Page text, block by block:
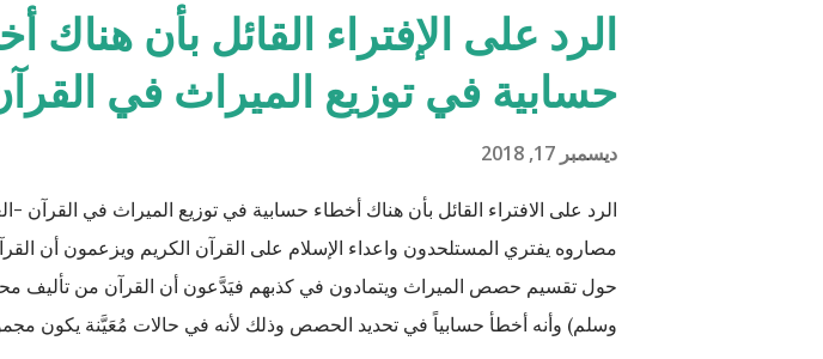
الرد على الإفتراء القائل بأن هناك
حسابية في توزيع الميراث في
ديسمبر 17, 2018
الرد على الافتراء القائل بأن هناك أخطاء حسابية في توزيع الميراث في القرآن
مصاروه يفتري المستلحدون واعداء الإسلام على القرآن الكريم ويزعمون أن
حول تقسيم حصص الميراث ويتمادون في كذبهم فيَدَّعون أن القرآن من تأليف
وسلم) وأنه أخطأ حسابياً في تحديد الحصص وذلك لأنه في حالات مُعَيَّنة يكون